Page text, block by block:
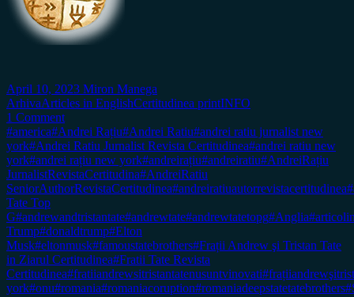
April 10, 2023 Miron Manega
ArhivaArticles in EnglishCertitudinea printINFO
1 Comment
#america#Andrei Rațiu#Andrei Ratiu#andrei ratiu jurnalist new
york#Andrei Ratiu Jurnalist Revista Certitudinea#andrei ratiu new
york#andrei rațiu new york#andreirațiu#andreiratiu#AndreiRațiu
JurnalistRevistaCertitudina#AndreiRatiu
SeniorAuthorRevistaCertitudinea#andreiratiuautorrevistacertitudinea
Tate Top
G#andrewandtristantate#andrewtate#andrewtatetopg#Anglia
Trump#donaldtrump#Elton
Musk#eltonmusk#famoustatebrothers#Frații Andrew şi Tristan Tate
in Ziarul Certitudinea#Fratii Tate Revista
Certitudinea#fratiiandrewsitristantatenusuntvinovati
york#onu#romania#romaniacoruption#romaniadeepstatetatebrothers